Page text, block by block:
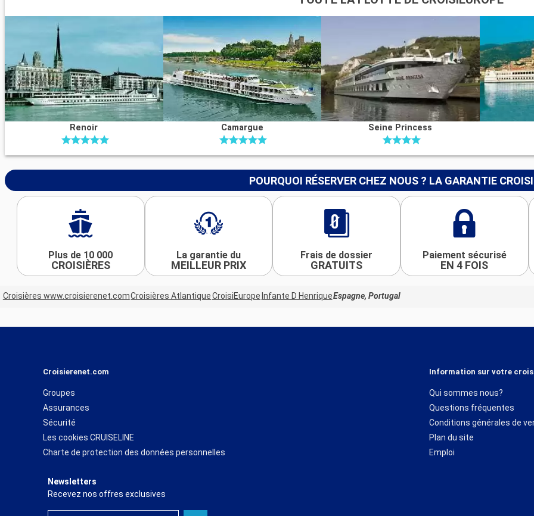
Renoir Camargue Seine Princess
POURQUOI RÉSERVER CHEZ NOUS ? LA GARANTIE
Plus de 10 000
CROISIÈRES
La garantie du
MEILLEUR PRIX
Frais de dossier
GRATUITS
Paiement sécurisé
EN 4 FOIS
Croisières www.croisierenet.comCroisières AtlantiqueCroisiEurope Infante D HenriqueEspagne, Portugal
Croisierenet.com
Groupes
Assurances
Sécurité
Les cookies CRUISELINE
Charte de protection des données personnelles
Information sur votre
Qui sommes nous?
Questions fréquentes
Conditions générales de
Plan du site
Emploi
Newsletters
Recevez nos offres exclusives